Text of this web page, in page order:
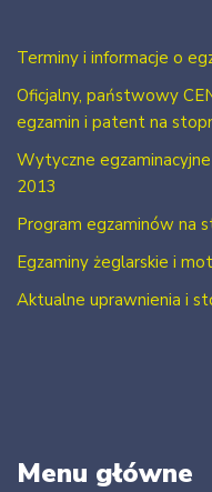
Terminy i informacje o
Oficjalny, państwowy
egzamin i patent na
Wytyczne
2013
Program egzaminów na
Egzaminy żeglarskie i
Aktualne uprawnienia i
Menu główne